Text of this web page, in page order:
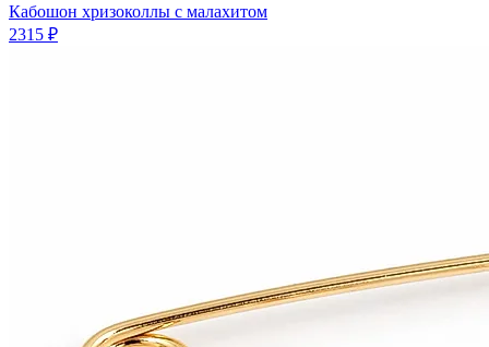
Кабошон хризоколлы с малахитом
2315 ₽